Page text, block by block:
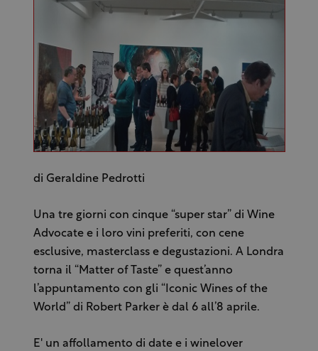
di Geraldine Pedrotti
Una tre giorni con cinque “super star” di Wine
Advocate e i loro vini preferiti, con cene
esclusive, masterclass e degustazioni. A Londra
torna il “Matter of Taste” e quest’anno
l’appuntamento con gli “Iconic Wines of the
World” di Robert Parker è dal 6 all’8 aprile.
E' un affollamento di date e i winelover